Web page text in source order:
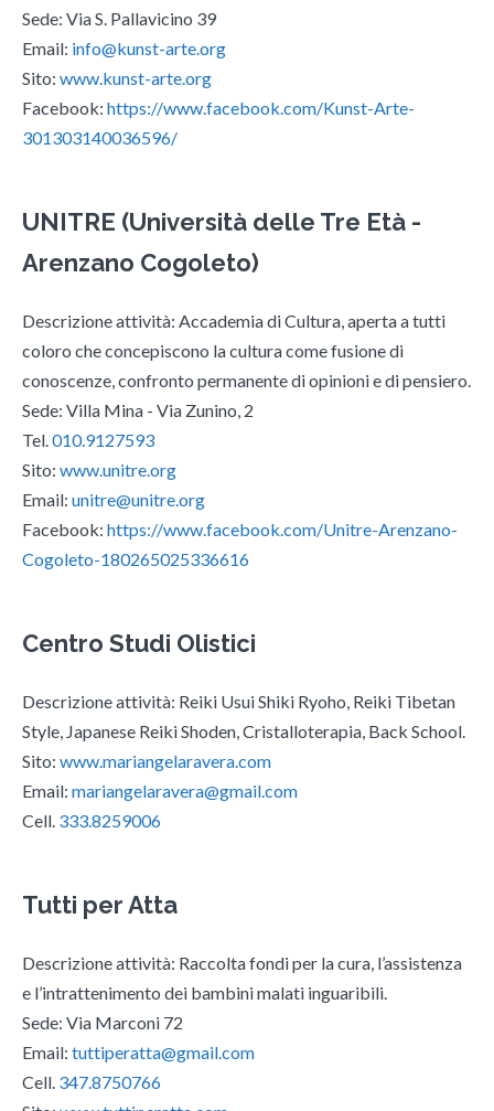
Sede: Via S. Pallavicino 39
Email: info@kunst-arte.org
Sito: www.kunst-arte.org
Facebook: https://www.facebook.com/Kunst-Arte-
301303140036596/
UNITRE (Università delle Tre Età -
Arenzano Cogoleto)
Descrizione attività: Accademia di Cultura, aperta a tutti
coloro che concepiscono la cultura come fusione di
conoscenze, confronto permanente di opinioni e di pensiero.
Sede: Villa Mina - Via Zunino, 2
Tel.010.9127593
Sito: www.unitre.org
Email: unitre@unitre.org
Facebook: https://www.facebook.com/Unitre-Arenzano-
Cogoleto-180265025336616
Centro Studi Olistici
Descrizione attività: Reiki Usui Shiki Ryoho, Reiki Tibetan
Style, Japanese Reiki Shoden, Cristalloterapia, Back School.
Sito: www.mariangelaravera.com
Email: mariangelaravera@gmail.com
Cell. 333.8259006
Tutti per Atta
Descrizione attività: Raccolta fondi per la cura, l’assistenza
e l’intrattenimento dei bambini malati inguaribili.
Sede: Via Marconi 72
Email: tuttiperatta@gmail.com
Cell. 347.8750766